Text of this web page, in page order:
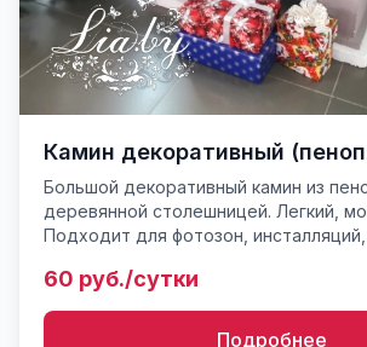
Камин декоративный
Большой декоративный камин из
деревянной столешницей. Легкий,
Подходит для фотозон,
- 5-8 кг. Разме...
60 руб./сутки
Подробнее